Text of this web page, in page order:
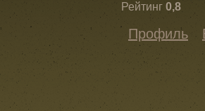
Рейтинг 0,8
Профиль